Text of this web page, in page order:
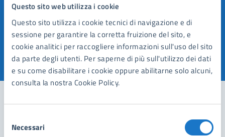
Questo sito web utilizza i cookie
Questo sito utilizza i cookie tecnici di navigazione e di
sessione per garantire la corretta fruizione del sito, e
cookie analitici per raccogliere informazioni sull'uso del sito
da parte degli utenti. Per saperne di più sull'utilizzo dei dati
e su come disabilitare i cookie oppure abilitarne solo alcuni,
consulta la nostra Cookie Policy.
delNecessari
Quanto sono chiare le informazioni su questa
pagina?
Valuta 5 stelle su 5
Valuta 4 stelle su 5
Valuta 3 stelle su 5
Valuta 2 stelle su 5
Valuta 1 stelle su 5
Contatta il comune